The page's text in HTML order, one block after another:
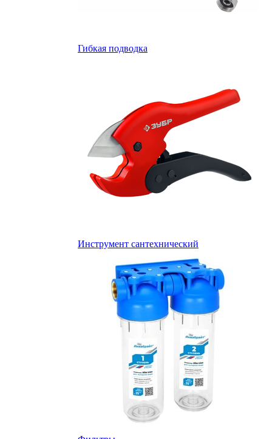
Гибкая подводка
Инструмент сантехнический